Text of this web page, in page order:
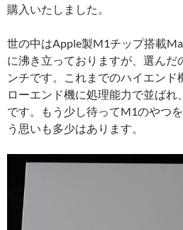
購入いたしました。
世の中はApple製M1チップ搭載
に沸き立っておりますが、選んだ
ンチです。これまでのハイエン
ローエンド機に処理能力で並ばれ
です。もう少し待ってM1のやつ
う思いも多少はあります。